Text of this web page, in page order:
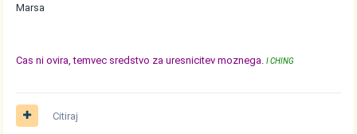
Marsa
Cas ni ovira, temvec sredstvo za uresnicitev moznega. I CHING
Citiraj